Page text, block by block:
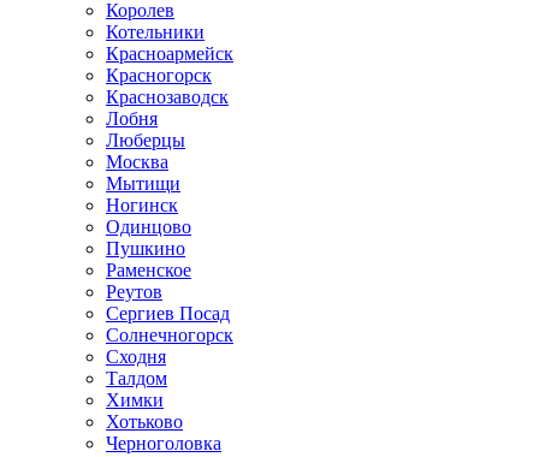
Королев
Котельники
Красноармейск
Красногорск
Краснозаводск
Лобня
Люберцы
Москва
Мытищи
Ногинск
Одинцово
Пушкино
Раменское
Реутов
Сергиев Посад
Солнечногорск
Сходня
Талдом
Химки
Хотьково
Черноголовка